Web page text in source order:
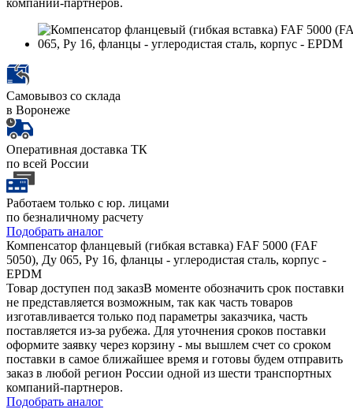
компаний-партнеров.
Самовывоз со склада
в Воронеже
Оперативная доставка ТК
по всей России
Работаем только с юр. лицами
по безналичному расчету
Подобрать аналог
Компенсатор фланцевый (гибкая вставка) FAF 5000 (FAF
5050), Ду 065, Ру 16, фланцы - углеродистая сталь, корпус -
EPDM
Товар доступен под заказВ моменте обозначить срок поставки
не представляется возможным, так как часть товаров
изготавливается только под параметры заказчика, часть
поставляется из-за рубежа. Для уточнения сроков поставки
оформите заявку через корзину - мы вышлем счет со сроком
поставки в самое ближайшее время и готовы будем отправить
заказ в любой регион России одной из шести транспортных
компаний-партнеров.
Подобрать аналог